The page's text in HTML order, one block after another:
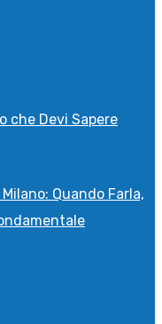
che Devi Sapere
Quando Farla,